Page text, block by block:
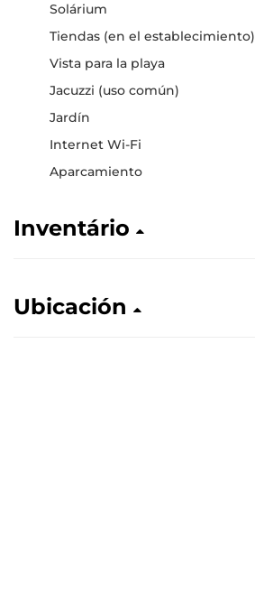
Solárium
Tiendas (en el establecimiento)
Vista para la playa
Jacuzzi (uso común)
Jardín
Internet Wi-Fi
Aparcamiento
Inventário
Ubicación